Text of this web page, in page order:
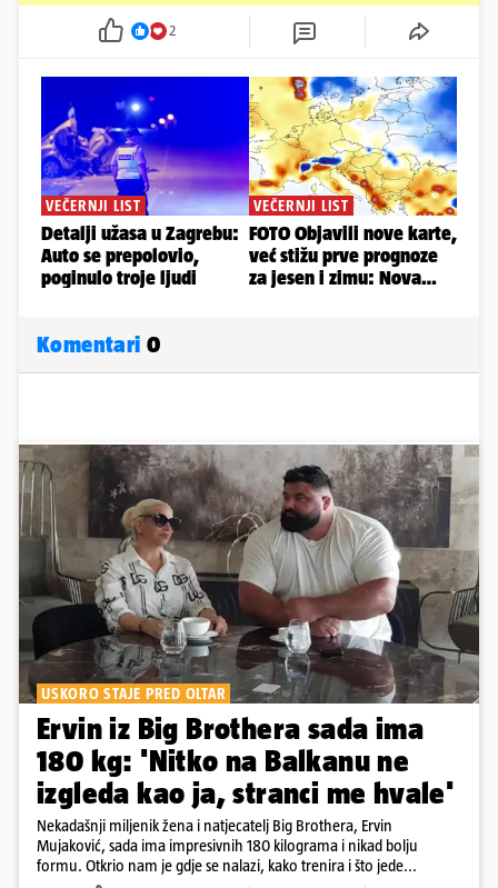
2
Komentari 0
USKORO STAJE PRED OLTAR
Ervin iz Big Brothera sada ima
180 kg: 'Nitko na Balkanu ne
izgleda kao ja, stranci me hvale'
Nekadašnji miljenik žena i natjecatelj Big Brothera, Ervin
Mujaković, sada ima impresivnih 180 kilograma i nikad bolju
formu. Otkrio nam je gdje se nalazi, kako trenira i što jede...